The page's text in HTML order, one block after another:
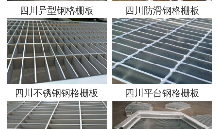
四川异型钢格栅板 四川防滑钢格栅板
四川不锈钢钢格栅板 四川平台钢格栅板